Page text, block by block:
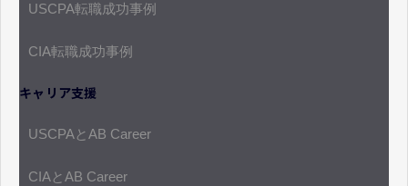
USCPA転職成功事例
CIA転職成功事例
キャリア支援
USCPAとAB Career
CIAとAB Career